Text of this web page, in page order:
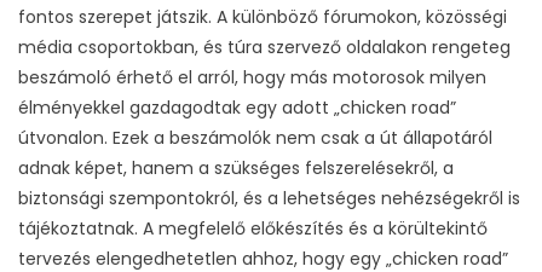
fontos szerepet játszik. A különböző fórumokon, közösségi
média csoportokban, és túra szervező oldalakon rengeteg
beszámoló érhető el arról, hogy más motorosok milyen
élményekkel gazdagodtak egy adott „chicken road”
útvonalon. Ezek a beszámolók nem csak a út állapotáról
adnak képet, hanem a szükséges felszerelésekről, a
biztonsági szempontokról, és a lehetséges nehézségekről is
tájékoztatnak. A megfelelő előkészítés és a körültekintő
tervezés elengedhetetlen ahhoz, hogy egy „chicken road”